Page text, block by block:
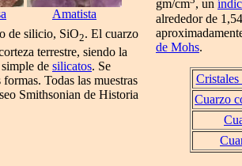
Amatista
de silicio, SiO2. El cuarzo
terrestre, siendo la
de silicatos. Se
Todas las muestras
Smithsonian de Historia
gm/cm , un
alrededor de
de Mohs.
Cristales
Cuarzo